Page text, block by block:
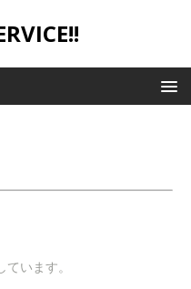
ています。